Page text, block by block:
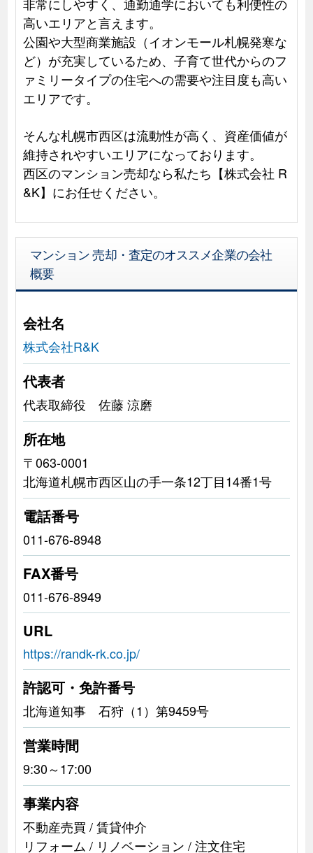
高いエリアと言えます。
公園や大型商業施設（イオンモール札幌発寒な
ど）が充実しているため、子育て世代からのフ
ァミリータイプの住宅への需要や注目度も高い
エリアです。
そんな札幌市西区は流動性が高く、資産価値が
維持されやすいエリアになっております。
西区のマンション売却なら私たち【株式会社 R
&K】にお任せください。
マンション 売却・査定のオススメ企業の会社
概要
会社名
株式会社R&K
代表者
代表取締役 佐藤 涼磨
所在地
〒063-0001
北海道札幌市西区山の手一条12丁目14番1号
電話番号
011-676-8948
FAX番号
011-676-8949
URL
https://randk-rk.co.jp/
許認可・免許番号
北海道知事 石狩（1）第9459号
営業時間
9:30～17:00
事業内容
不動産売買 / 賃貸仲介
リフォーム / リノベーション / 注文住宅